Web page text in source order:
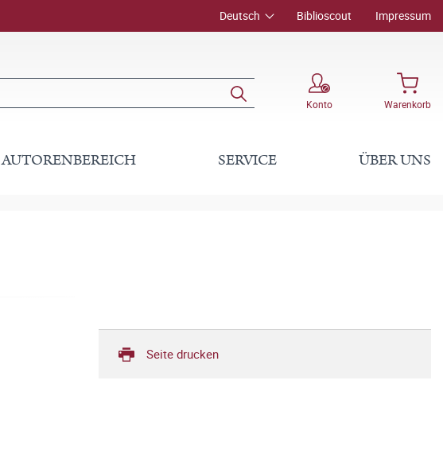
Deutsch Biblioscout Impressum
Konto Warenkorb
AUTORENBEREICH SERVICE ÜBER UNS
Seite drucken